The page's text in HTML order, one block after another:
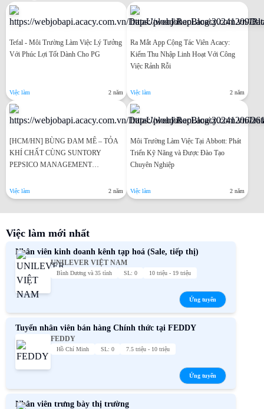
Việc làm mới nhất
Nhân viên kinh doanh kênh tạp hoá (Sale, tiếp thị)
UNILEVER VIỆT NAM
Bình Dương và 35 tỉnh SL: 0 10 triệu - 19 triệu
Ứng tuyển
Tuyển nhân viên bán hàng Chính thức tại FEDDY
FEDDY
Hồ Chí Minh SL: 0 7.5 triệu - 10 triệu
Ứng tuyển
Nhân viên trưng bày thị trường
Tefal - Môi Trường Làm Việc Lý Tưởng
Với Phúc Lợi Tốt Dành Cho PG
Việc làm 2 năm
Ra Mắt App Cộng Tác Viên Acacy:
Kiếm Thu Nhập Linh Hoạt Với Công
Việc Rảnh Rỗi
Việc làm 2 năm
[HCM/HN] BÙNG ĐAM MÊ – TỎA
KHÍ CHẤT CÙNG SUNTORY
PEPSICO MANAGEMENT
Việc làm 2 năm
Môi Trường Làm Việc Tại Abbott: Phát
Triển Kỹ Năng và Được Đào Tạo
Chuyên Nghiệp
Việc làm 2 năm